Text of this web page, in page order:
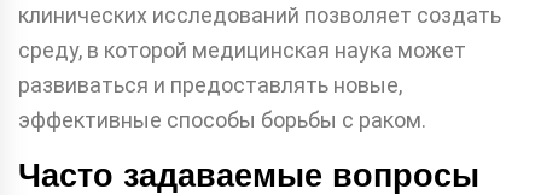
клинических исследований позволяет создать
среду, в которой медицинская наука может
развиваться и предоставлять новые,
эффективные способы борьбы с раком.
Часто задаваемые вопросы